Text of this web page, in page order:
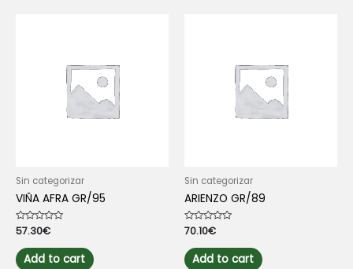
Sin categorizar
VIÑA AFRA GR/95
Rated
0
out
of
5
57.30€
Add to cart
Sin categorizar
ARIENZO GR/89
Rated
0
out
of
5
70.10€
Add to cart